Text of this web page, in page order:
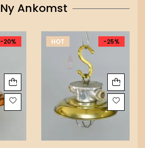
Ny Ankomst
-20% HOT -25%